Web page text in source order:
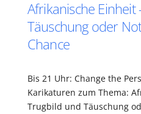
Afrikanische
Täuschung oder
Chance
Bis 21 Uhr: Change the
Karikaturen zum Thema:
Trugbild und Täuschung